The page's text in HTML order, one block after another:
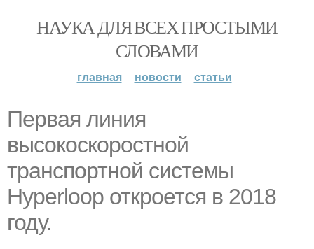
НАУКА ДЛЯ ВСЕХ ПРОСТЫМИ
СЛОВАМИ
главная новости статьи
Первая линия
высокоскоростной
транспортной системы
Hyperloop откроется в 2018
году.